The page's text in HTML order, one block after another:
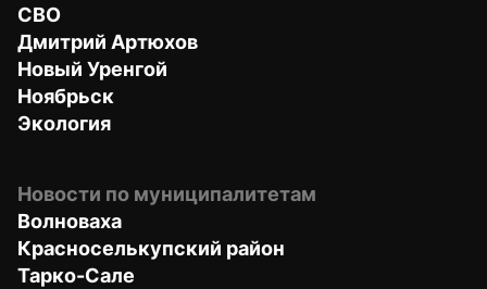
СВО
Дмитрий Артюхов
Новый Уренгой
Ноябрьск
Экология
Новости по муниципалитетам
Волноваха
Красноселькупский район
Тарко-Сале